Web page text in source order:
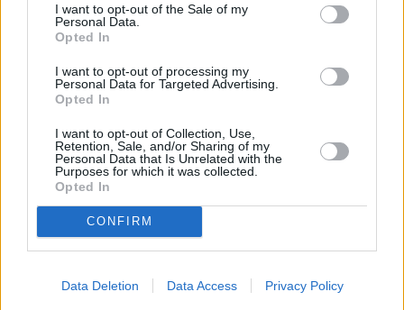
I want to opt-out of the Sale of my
Personal Data.
Opted In
I want to opt-out of processing my
Personal Data for Targeted Advertising.
Opted In
I want to opt-out of Collection, Use,
Retention, Sale, and/or Sharing of my
Personal Data that Is Unrelated with the
Purposes for which it was collected.
Opted In
CONFIRM
Data Deletion Data Access Privacy Policy
Kirsch-Mandel-Kuchen
Sandkuchen mit Kirschen
Leicht
Versunkener Kirschkuchen
Leicht
Einfacher Kirschkuchen vom Blech